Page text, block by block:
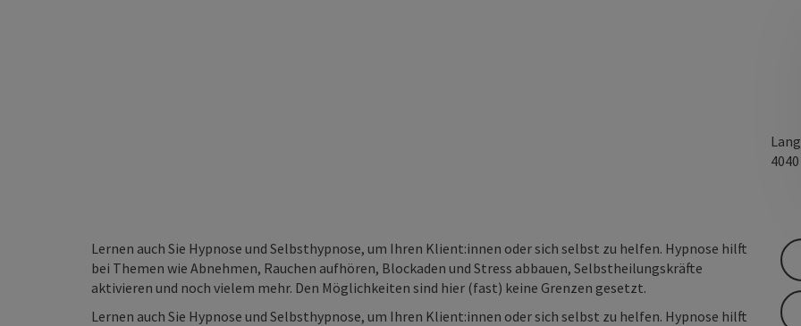
4040
Lernen auch Sie Hypnose und Selbsthypnose, um Ihren Klient:innen oder sich selbst zu helfen. Hypnose hilft
bei Themen wie Abnehmen, Rauchen aufhören, Blockaden und Stress abbauen, Selbstheilungskräfte
aktivieren und noch vielem mehr. Den Möglichkeiten sind hier (fast) keine Grenzen gesetzt.
Lernen auch Sie Hypnose und Selbsthypnose, um Ihren Klient:innen oder sich selbst zu helfen. Hypnose hilft